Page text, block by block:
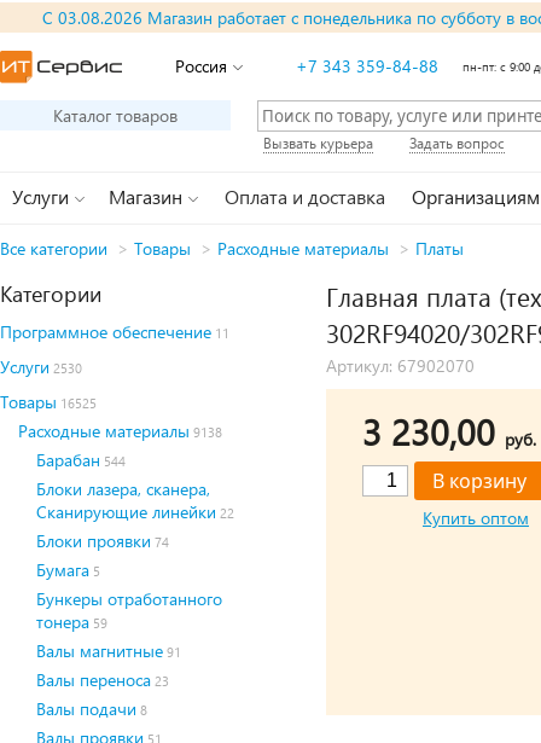
С 03.08.2026 Магазин работает с понедельника по субботу в
Россия +7 343 359-84-88 пн-пт: с 9:00
Каталог товаров
Вызвать курьера Задать вопрос
Услуги Магазин Оплата и доставка Организациям
Все категории > Товары > Расходные материалы > Платы
Категории
Программное обеспечение 11
Услуги 2530
Товары 16525
Расходные материалы 9138
Барабан 544
Блоки лазера, сканера,
Сканирующие линейки 22
Блоки проявки 74
Бумага 5
Бункеры отработанного
тонера 59
Валы магнитные 91
Валы переноса 23
Валы подачи 8
Валы проявки 51
Главная плата
302RF94020/
Артикул: 67902070
3 230,00 руб.
Купить оптом